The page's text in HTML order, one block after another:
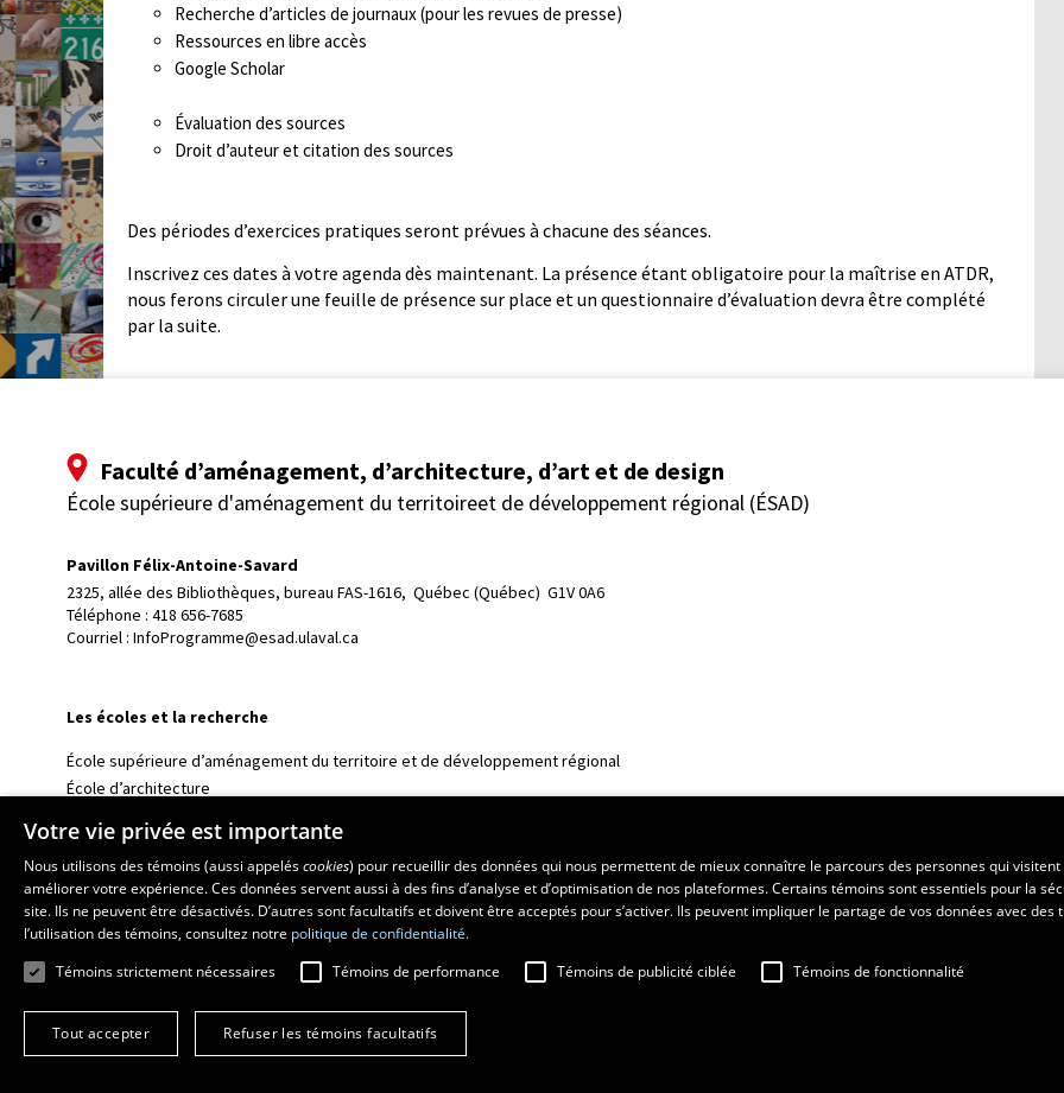
Recherche d’articles de journaux (pour les revues de presse)
Ressources en libre accès
Google Scholar
Évaluation des sources
Droit d’auteur et citation des sources
Des périodes d’exercices pratiques seront prévues à chacune des séances.
Inscrivez ces dates à votre agenda dès maintenant. La présence étant obligatoire pour la maîtrise en ATDR,
nous ferons circuler une feuille de présence sur place et un questionnaire d’évaluation devra être complété
par la suite.
Faculté d’aménagement, d’architecture, d’art et de design
École supérieure d'aménagement du territoireet de développement régional (ÉSAD)
Pavillon Félix-Antoine-Savard
2325, allée des Bibliothèques, bureau FAS-1616, Québec (Québec)  G1V 0A6
Téléphone : 418 656-7685
Courriel : InfoProgramme@esad.ulaval.ca
Les écoles et la recherche
École supérieure d’aménagement du territoire et de développement régional
École d’architecture
École de design
Centre de recherche en aménagement et développement
Votre vie privée est importante
Nous utilisons des témoins (aussi appeléscookies) pour recueillir des données qui nous permettent de mieux connaître le parcours des personnes qui
améliorer votre expérience. Ces données servent aussi à des fins d’analyse et d’optimisation de nos plateformes. Certains témoins sont essentiels pour la
site. Ils ne peuvent être désactivés. D’autres sont facultatifs et doivent être acceptés pour s’activer. Ils peuvent impliquer le partage de vos données avec des
l’utilisation des témoins, consultez notre politique de confidentialité.
Témoins strictement nécessaires
Témoins de performance Témoins de publicité ciblée Témoins de fonctionnalité
Tout accepter Refuser les témoins facultatifs